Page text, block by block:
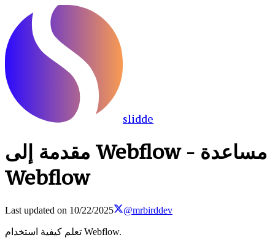
slidde
مقدمة إلى Webflow - مساعدة
Webflow
Last updated on 10/22/2025 @mrbirddev
تعلم كيفية استخدام Webflow.